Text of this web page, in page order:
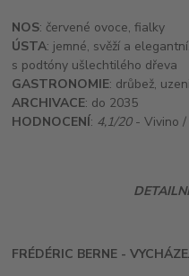
NOS: červené ovoce, fialky
ÚSTA: jemné, svěží a
s podtóny ušlechtilého dřeva
GASTRONOMIE: drůbež,
ARCHIVACE: do 2035
HODNOCENÍ: 4,1/20- Vivino /
FRÉDÉRIC BERNE -